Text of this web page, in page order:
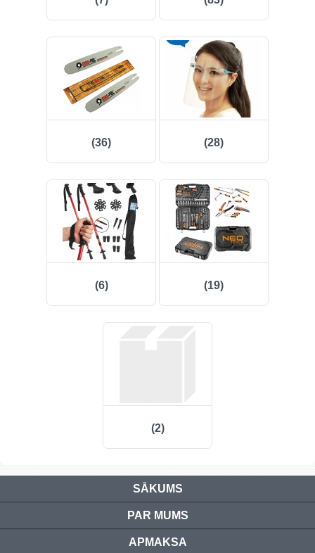
(36) (28)
(6) (19)
(2)
SĀKUMS
PAR MUMS
APMAKSA